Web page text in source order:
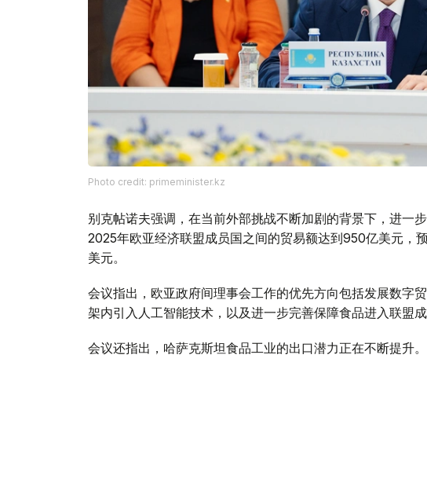
Photo credit: primeminister.kz
别克帖诺夫强调，在当前外部挑战不断加剧的背景下，进一
2025年欧亚经济联盟成员国之间的贸易额达到950亿美元，
美元。
会议指出，欧亚政府间理事会工作的优先方向包括发展数字
架内引入人工智能技术，以及进一步完善保障食品进入联盟成
会议还指出，哈萨克斯坦食品工业的出口潜力正在不断提升